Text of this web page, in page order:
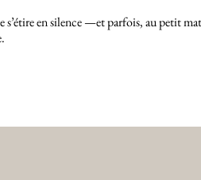
s’étire en silence —et parfois, au petit